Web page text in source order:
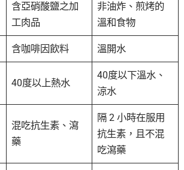
含亞硝酸鹽之加
工肉品
非油炸、煎烤的
溫和食物
含咖啡因飲料 溫開水
40度以上熱水
40度以下溫水、
涼水
混吃抗生素、瀉
藥
隔 2 小時在服用
抗生素，且不混
吃瀉藥